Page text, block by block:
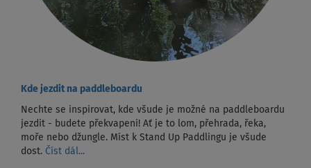
Kde jezdit na paddleboardu
Nechte se inspirovat, kde všude je možné na paddleboardu
jezdit - budete překvapeni! Ať je to lom, přehrada, řeka,
moře nebo džungle. Míst k Stand Up Paddlingu je všude
dost. Číst dál...